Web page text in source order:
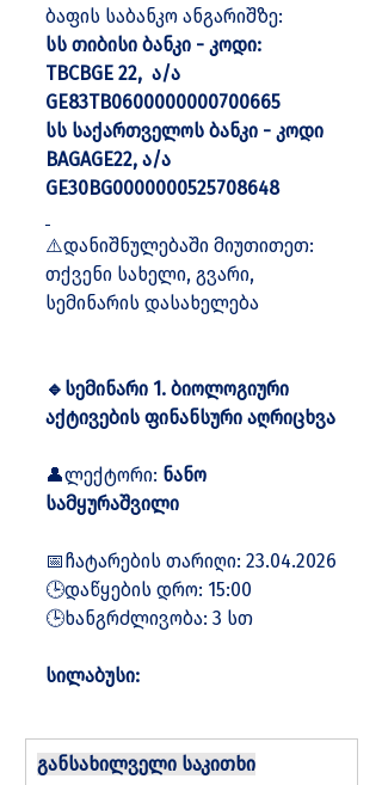
ბაფის საბანკო ანგარიშზე:
სს თიბისი ბანკი - კოდი:
TBCBGE 22,  ა/ა
GE83TB0600000000700665
სს საქართველოს ბანკი - კოდი
BAGAGE22, ა/ა
GE30BG0000000525708648
⚠️დანიშნულებაში მიუთითეთ:
თქვენი სახელი, გვარი,
სემინარის დასახელება
🔹სემინარი 1. ბიოლოგიური
აქტივების ფინანსური აღრიცხვა
👤ლექტორი: ნანო
სამყურაშვილი
📅ჩატარების თარიღი: 23.04.2026
🕒დაწყების დრო: 15:00
🕒ხანგრძლივობა: 3 სთ
სილაბუსი:
განსახილველი საკითხი